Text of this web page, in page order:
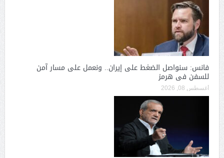
فانس: سنواصل الضغط على إيران.. ونعمل على مسار آمن
للسفن فى هرمز
أغسطس 08, 2026